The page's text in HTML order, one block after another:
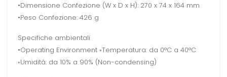
•Dimensione Confezione (W x D x H): 270 x 74 x 164 mm
•Peso Confezione: 426 g
Specifiche ambientali
•Operating Environment ◦Temperatura: da 0°C a 40°C
◦Umidità: da 10% a 90% (Non-condensing)